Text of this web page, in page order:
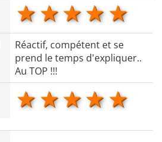
4
3 stars
2 stars
1 star
Réactif, compétent et se
prend le temps d'expliquer..
Au TOP !!!
4
3 stars
2 stars
1 star